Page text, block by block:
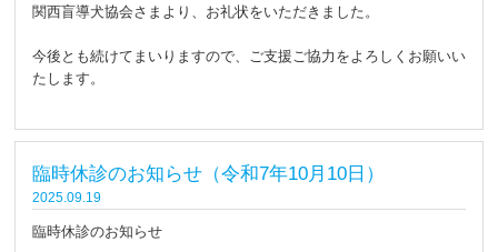
関西盲導犬協会さまより、お礼状をいただきました。
今後とも続けてまいりますので、ご支援ご協力をよろしくお願いい
たします。
臨時休診のお知らせ（令和7年10月10日）
2025.09.19
臨時休診のお知らせ